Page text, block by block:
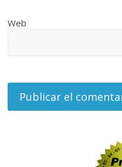
Web